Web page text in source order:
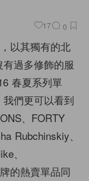
17 0
以其獨有的北
過多修飾的服
春夏系列單
們更可以看到
、FORTY
Rubchinskiy、
、
的熱賣單品同